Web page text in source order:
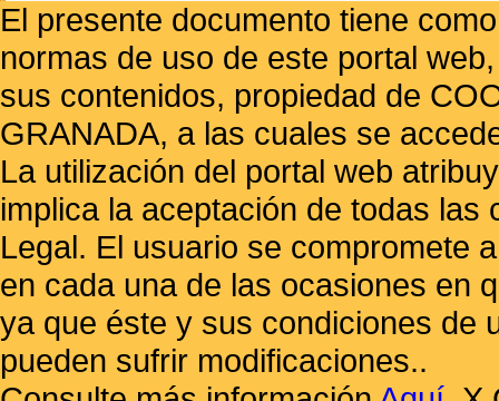
El presente documento tiene
normas de uso de este portal
sus contenidos, propiedad de
GRANADA, a las cuales se
La utilización del portal web
implica la aceptación de todas
Legal. El usuario se compromete
en cada una de las ocasiones en
ya que éste y sus condiciones de
pueden sufrir modificaciones..